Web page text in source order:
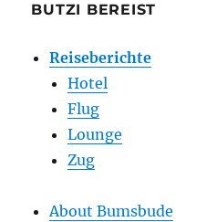
BUTZI BEREIST
Reiseberichte
Hotel
Flug
Lounge
Zug
About Bumsbude